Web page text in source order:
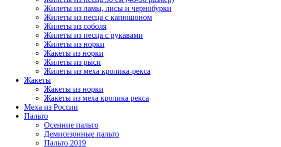
Жилеты из ламы, лисы и чернобурки
Жилеты из песца с капюшоном
Жилеты из соболя
Жилеты из песца с рукавами
Жилеты из норки
Жакеты из норки
Жилеты из рыси
Жилеты из меха кролика-рекса
Жакеты
Жакеты из норки
Жакеты из меха кролика рекса
Меха из России
Пальто
Осенние пальто
Демисезонные пальто
Пальто 2019